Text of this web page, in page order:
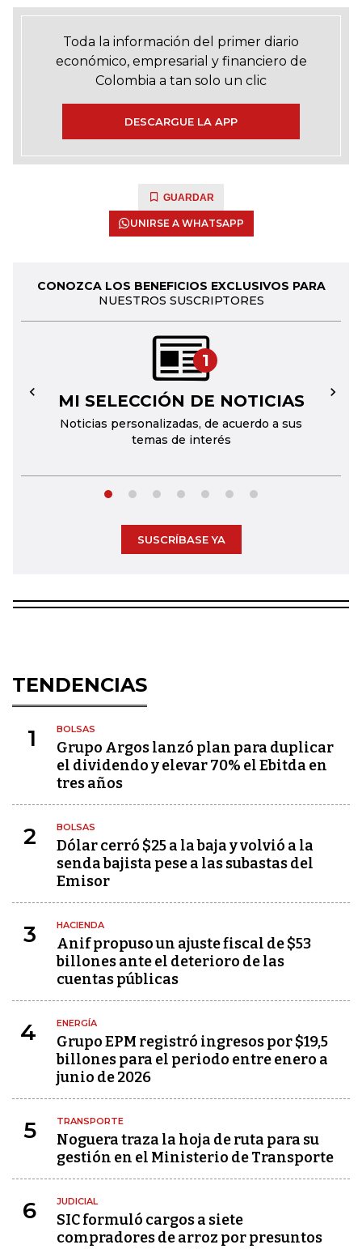
Toda la información del primer diario
económico, empresarial y financiero de
Colombia a tan solo un clic
DESCARGUE LA APP
GUARDAR
UNIRSE A WHATSAPP
CONOZCA LOS BENEFICIOS EXCLUSIVOS PARA
NUESTROS SUSCRIPTORES
1
MI SELECCIÓN DE NOTICIAS
Noticias personalizadas, de acuerdo a sus
temas de interés
← →
SUSCRÍBASE YA
TENDENCIAS
1 BOLSAS
Grupo Argos lanzó plan para duplicar
el dividendo y elevar 70% el Ebitda en
tres años
2 BOLSAS
Dólar cerró $25 a la baja y volvió a la
senda bajista pese a las subastas del
Emisor
3 HACIENDA
Anif propuso un ajuste fiscal de $53
billones ante el deterioro de las
cuentas públicas
4 ENERGÍA
Grupo EPM registró ingresos por $19,5
billones para el periodo entre enero a
junio de 2026
5 TRANSPORTE
Noguera traza la hoja de ruta para su
gestión en el Ministerio de Transporte
6 JUDICIAL
SIC formuló cargos a siete
compradores de arroz por presuntos